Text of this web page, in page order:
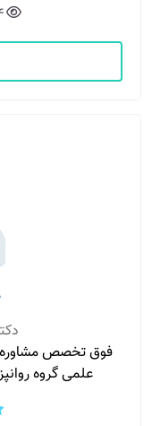
فوق تخصص مشاوره و
علمی گروه